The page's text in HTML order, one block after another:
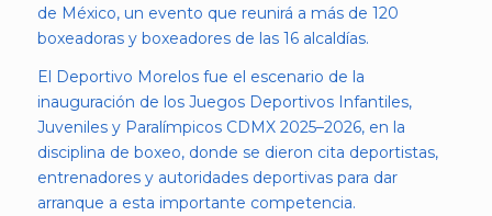
de México, un evento que reunirá a más de 120
boxeadoras y boxeadores de las 16 alcaldías.
El Deportivo Morelos fue el escenario de la
inauguración de los Juegos Deportivos Infantiles,
Juveniles y Paralímpicos CDMX 2025–2026, en la
disciplina de boxeo, donde se dieron cita deportistas,
entrenadores y autoridades deportivas para dar
arranque a esta importante competencia.